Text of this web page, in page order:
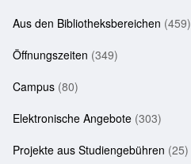
Aus den Bibliotheksbereichen (459)
Öffnungszeiten (349)
Campus (80)
Elektronische Angebote (303)
Projekte aus Studiengebühren (25)